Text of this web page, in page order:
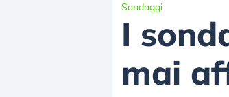
Sondaggi
I
mai